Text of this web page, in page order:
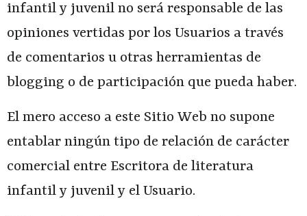
infantil y juvenil no será responsable de las
opiniones vertidas por los Usuarios a través
de comentarios u otras herramientas de
blogging o de participación que pueda haber.
El mero acceso a este Sitio Web no supone
entablar ningún tipo de relación de carácter
comercial entre Escritora de literatura
infantil y juvenily el Usuario.